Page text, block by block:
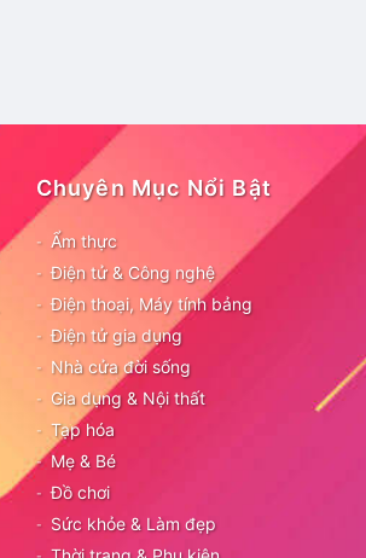
Chuyên Mục Nổi Bật
Ẩm thực
Điện tử & Công nghệ
Điện thoại, Máy tính bảng
Điện tử gia dụng
Nhà cửa đời sống
Gia dụng & Nội thất
Tạp hóa
Mẹ & Bé
Đồ chơi
Sức khỏe & Làm đẹp